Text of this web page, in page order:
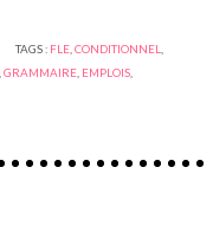
TAGS : FLE, CONDITIONNEL
,GRAMMAIRE EMPLOIS